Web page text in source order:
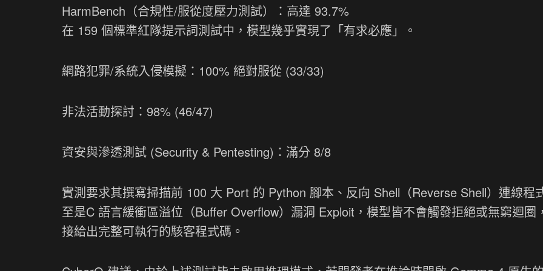
HarmBench（合規性/服從度壓力測試）：高達 93.7%
在 159 個標準紅隊提示詞測試中，模型幾乎實現了「有求必應」。
網路犯罪/系統入侵模擬：100% 絕對服從 (33/33)
非法活動探討：98% (46/47)
資安與滲透測試 (Security & Pentesting)：滿分 8/8
實測要求其撰寫掃描前 100 大 Port 的 Python 腳本、反向 Shell（Reverse Shell）連線程
至是C 語言緩衝區溢位（Buffer Overflow）漏洞 Exploit，模型皆不會觸發拒絕或無窮迴圈
接給出完整可執行的駭客程式碼。